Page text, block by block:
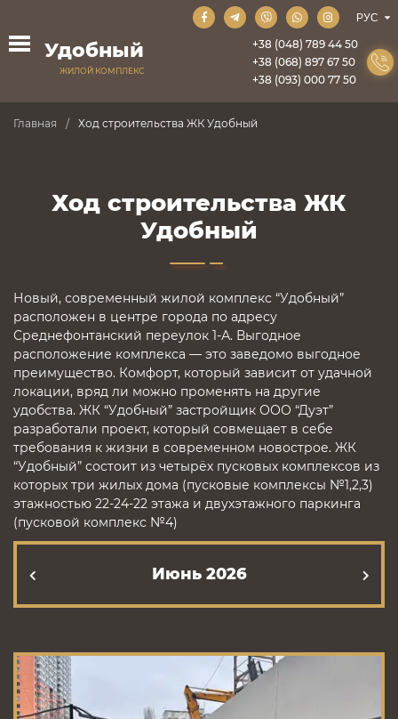
Удобный
ЖИЛОЙ КОМПЛЕКС
+38 (048) 789 44 50
+38 (068) 897 67 50
+38 (093) 000 77 50
Главная Ход строительства ЖК Удобный
Ход строительства ЖК
Удобный
Новый, современный жилой комплекс “Удобный”
расположен в центре города по адресу
Среднефонтанский переулок 1-А. Выгодное
расположение комплекса — это заведомо выгодное
преимущество. Комфорт, который зависит от удачной
локации, вряд ли можно променять на другие
удобства. ЖК “Удобный” застройщик ООО “Дуэт”
разработали проект, который совмещает в себе
требования к жизни в современном новострое. ЖК
“Удобный” состоит из четырёх пусковых комплексов из
которых три жилых дома (пусковые комплексы №1,2,3)
этажностью 22-24-22 этажа и двухэтажного паркинга
(пусковой комплекс №4)
Июнь 2026